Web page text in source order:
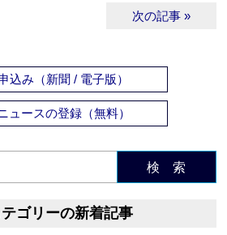
次の記事 »
込み（新聞 / 電子版）
ュースの登録（無料）
検 索
ゴリーの新着記事